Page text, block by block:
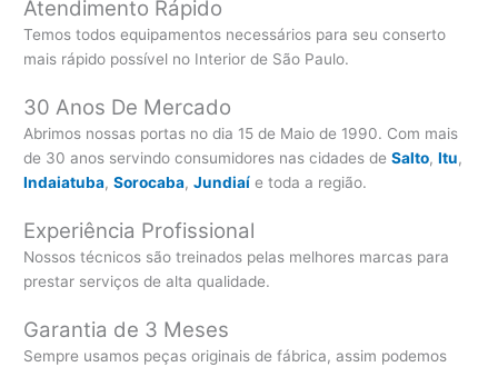
Atendimento Rápido
Temos todos equipamentos necessários para seu conserto
mais rápido possível no Interior de São Paulo.
30 Anos De Mercado
Abrimos nossas portas no dia 15 de Maio de 1990. Com mais
de 30 anos servindo consumidores nas cidades deSalto,Itu,
Indaiatuba,Sorocaba,Jundiaí e toda a região.
Experiência Profissional
Nossos técnicos são treinados pelas melhores marcas para
prestar serviços de alta qualidade.
Garantia de 3 Meses
Sempre usamos peças originais de fábrica, assim podemos